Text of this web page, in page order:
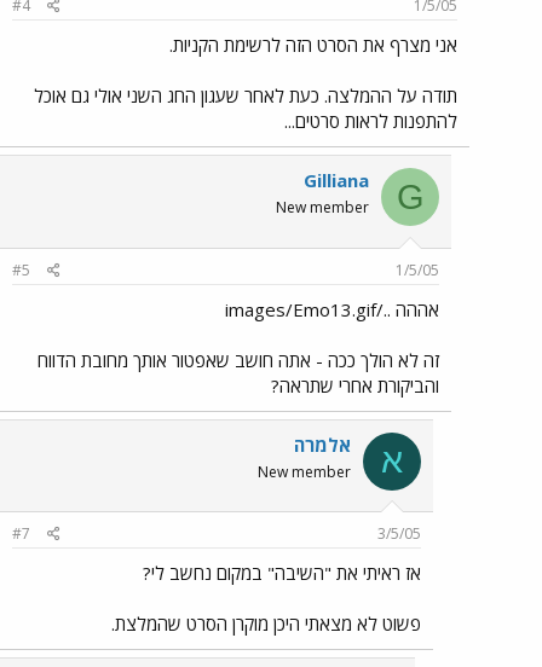
1/5/05
#4
אני מצרף את הסרט הזה לרשימת הקניות.
תודה על ההמלצה. כעת לאחר שעגון החג השני אולי גם אוכל
להתפנות לראות סרטים...
G
Gilliana
New member
1/5/05
#5
אההה ../images/Emo13.gif
זה לא הולך ככה - אתה חושב שאפטור אותך מחובת הדווח
והביקורת אחרי שתראה?
א אלמרה
New member
3/5/05
#7
אז ראיתי את "השיבה" במקום נחשב לי?
פשוט לא מצאתי היכן מוקרן הסרט שהמלצת.